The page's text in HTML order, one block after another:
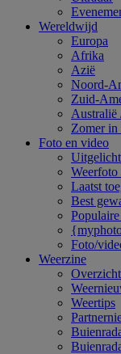
Wereldwijd
Europa
Afrika
Azië
Noord-
Zuid-
Australië
Zomer in
Foto en video
Uitgelicht
Weerfoto
Laatst
Best
Foto/
Weerzine
Overzicht
Weertips